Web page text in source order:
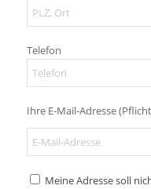
Telefon
Ihre E-Mail-Adresse
Meine Adresse soll